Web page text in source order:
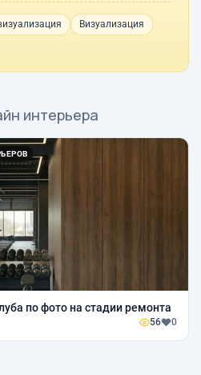
Визуализация
интерьера
по фото на стадии ремонта
56 0